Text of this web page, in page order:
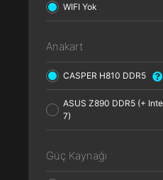
WIFI Yok
Anakart
CASPER H810 DDR5
ASUS Z890 DDR5 (+
7)
Güç Kaynağı